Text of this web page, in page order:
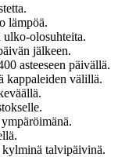
lämpöä.
ulko-olosuhteita.
jälkeen.
asteeseen päivällä.
kappaleiden välillä.
talvipäivinä.